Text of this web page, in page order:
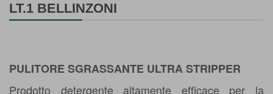
LT.1 BELLINZONI
galleria
PULITORE SGRASSANTE ULTRA STRIPPER
Prodotto detergente altamente efficace per la